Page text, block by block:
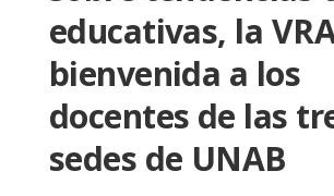
educativas, la
bienvenida a los
docentes de las
sedes de UNAB